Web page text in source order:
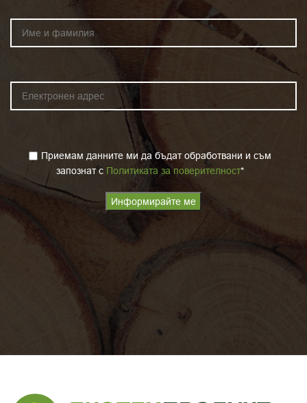
Приемам данните ми да бъдат обработвани и съм
запознат с Политиката за поверителност*